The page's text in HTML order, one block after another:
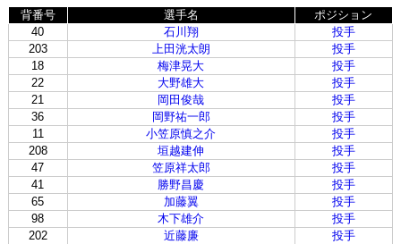
背番号 選手名
ポジション
40
石川翔
投手
203
上田洸太朗
投手
18
梅津晃大
投手
22
大野雄大
投手
21
岡田俊哉
投手
36
岡野祐一郎
投手
11
小笠原慎之介
投手
208
垣越建伸
投手
47
笠原祥太郎
投手
41
勝野昌慶
投手
65
加藤翼
投手
98
木下雄介
投手
202
近藤廉
投手